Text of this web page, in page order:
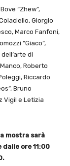
“Zhew”,
Giorgio
Marco Fanfoni,
“Giaco”,
di
Roberto
Riccardo
Bruno
Vigil e Letizia
mostra sarà
ore 11:00